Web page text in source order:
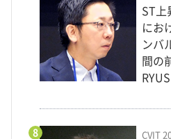
ST上
にお
ンバ
間の
8 CVIT